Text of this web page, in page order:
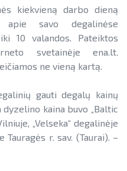
(baneriai)
AEI plėtrą
dokumentai
AEI sistemas ir
montuotojų
naudojimo plėtros
sektorius
sektorius
ir biokuro sektorius
planas
ir įmonių sutaupymo
kiekvieną darbo dieną
savo degalinėse
10 valandos. Pateiktos
svetainėje ena.lt.
ne vieną kartą.
gauti degalų kainų
kaina buvo „Baltic
„Velseka“ degalinėje
Tauragės r. sav. (Taurai). –